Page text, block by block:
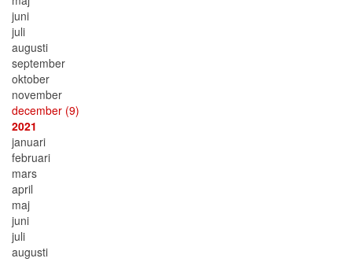
juni
juli
augusti
september
oktober
november
december (9)
2021
januari
februari
mars
april
maj
juni
juli
augusti